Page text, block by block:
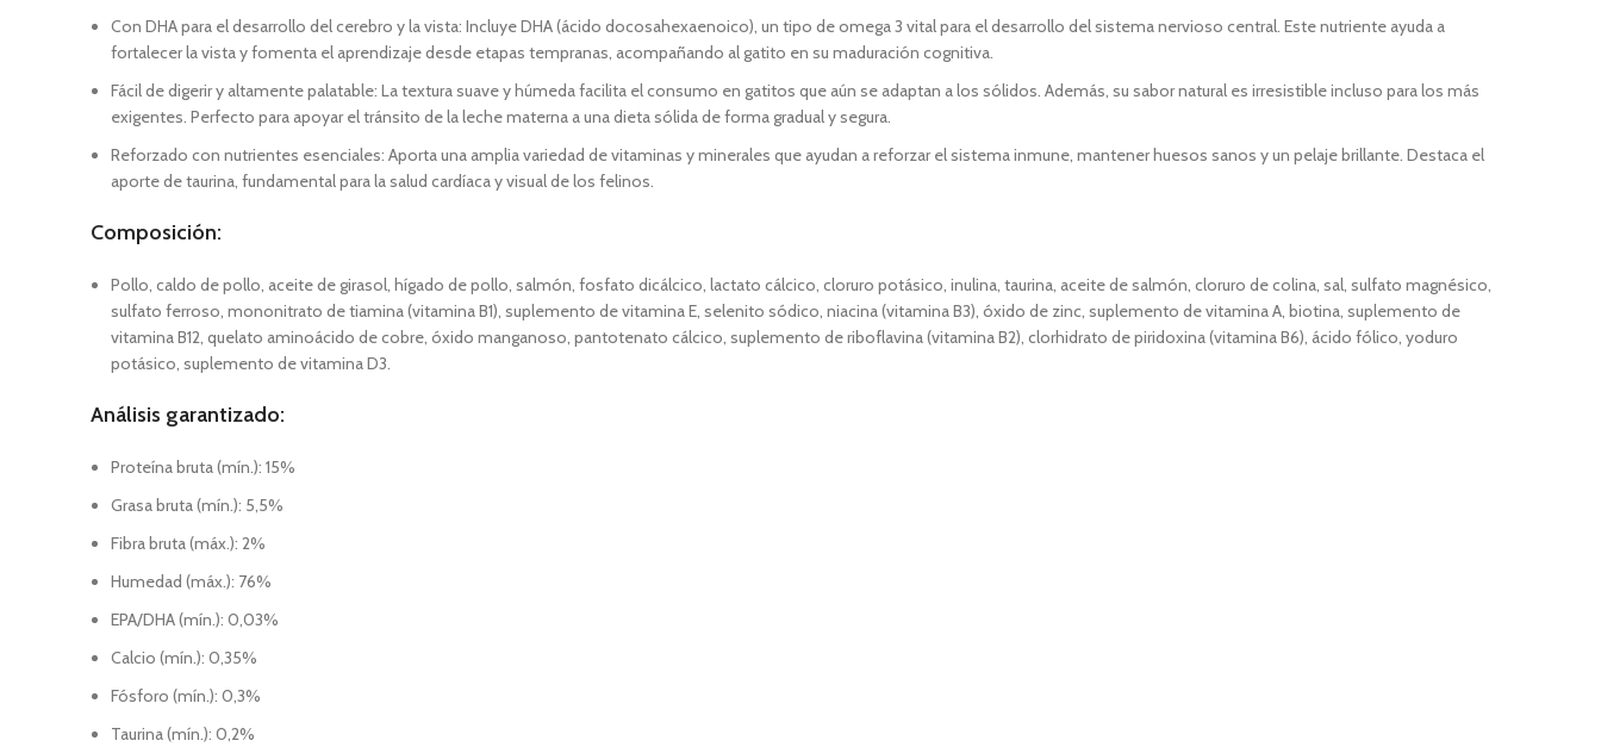
Con DHA para el desarrollo del cerebro y la vista: Incluye DHA (ácido docosahexaenoico), un tipo de omega 3 vital para el desarrollo del sistema nervioso central. Este nutriente ayuda a
fortalecer la vista y fomenta el aprendizaje desde etapas tempranas, acompañando al gatito en su maduración cognitiva.
Fácil de digerir y altamente palatable: La textura suave y húmeda facilita el consumo en gatitos que aún se adaptan a los sólidos. Además, su sabor natural es irresistible incluso para los más
exigentes. Perfecto para apoyar el tránsito de la leche materna a una dieta sólida de forma gradual y segura.
Reforzado con nutrientes esenciales: Aporta una amplia variedad de vitaminas y minerales que ayudan a reforzar el sistema inmune, mantener huesos sanos y un pelaje brillante. Destaca el
aporte de taurina, fundamental para la salud cardíaca y visual de los felinos.
Composición:
Pollo, caldo de pollo, aceite de girasol, hígado de pollo, salmón, fosfato dicálcico, lactato cálcico, cloruro potásico, inulina, taurina, aceite de salmón, cloruro de colina, sal, sulfato magnésico,
sulfato ferroso, mononitrato de tiamina (vitamina B1), suplemento de vitamina E, selenito sódico, niacina (vitamina B3), óxido de zinc, suplemento de vitamina A, biotina, suplemento de
vitamina B12, quelato aminoácido de cobre, óxido manganoso, pantotenato cálcico, suplemento de riboflavina (vitamina B2), clorhidrato de piridoxina (vitamina B6), ácido fólico, yoduro
potásico, suplemento de vitamina D3.
Análisis garantizado:
Proteína bruta (mín.): 15%
Grasa bruta (mín.): 5,5%
Fibra bruta (máx.): 2%
Humedad (máx.): 76%
EPA/DHA (mín.): 0,03%
Calcio (mín.): 0,35%
Fósforo (mín.): 0,3%
Taurina (mín.): 0,2%